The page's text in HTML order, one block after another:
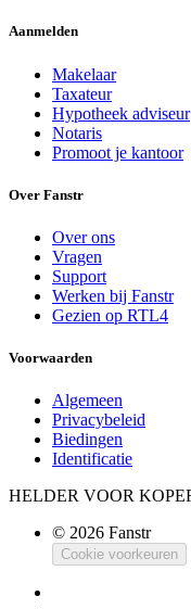
Aanmelden
Makelaar
Taxateur
Hypotheek adviseur
Notaris
Promoot je kantoor
Over Fanstr
Over ons
Vragen
Support
Werken bij Fanstr
Gezien op RTL4
Voorwaarden
Algemeen
Privacybeleid
Biedingen
Identificatie
HELDER VOOR
© 2026 Fanstr
Cookie voorkeuren